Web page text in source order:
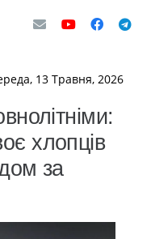
13 Травня, 2026
хлопців
за